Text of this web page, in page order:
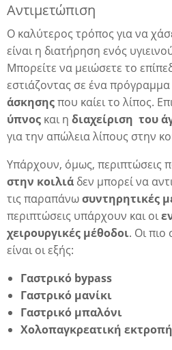
Αντιμετώπιση
Ο καλύτερος τρόπος για να
είναι η διατήρηση ενός
Μπορείτε να μειώσετε το
εστιάζοντας σε ένα πρόγραμμα
άσκησηςπου καίει το λίπος.
ύπνος και η διαχείριση του
για την απώλεια λίπους στην
Υπάρχουν, όμως, περιπτώσεις
στην κοιλιά δεν μπορεί να
τις παραπάνωσυντηρητικές
περιπτώσεις υπάρχουν και οι
χειρουργικές μέθοδοι. Οι πιο
είναι οι εξής:
Γαστρικό bypass
Γαστρικό μανίκι
Γαστρικό μπαλόνι
Χολοπαγκρεατική εκτροπή